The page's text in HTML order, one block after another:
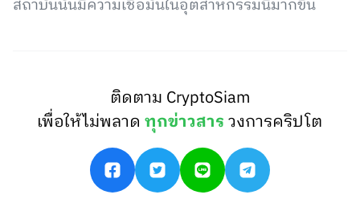
สถาบันนั้นมีความเชื่อมั่นในอุตสาหกรรมนี้มากขึ้น
ติดตาม CryptoSiam
เพื่อให้ไม่พลาดทุกข่าวสารวงการคริปโต